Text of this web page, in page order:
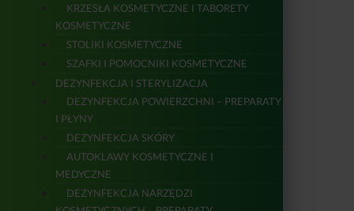
KRZESŁA KOSMETYCZNE I TABORETY
KOSMETYCZNE
STOLIKI KOSMETYCZNE
SZAFKI I POMOCNIKI KOSMETYCZNE
DEZYNFEKCJA I STERYLIZACJA
DEZYNFEKCJA POWIERZCHNI – PREPARATY
I PŁYNY
DEZYNFEKCJA SKÓRY
AUTOKLAWY KOSMETYCZNE I
MEDYCZNE
DEZYNFEKCJA NARZĘDZI